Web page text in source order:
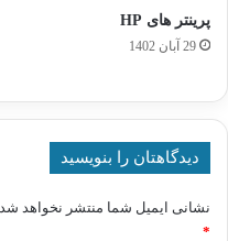
پرینتر های HP
29 آبان 1402
دیدگاهتان را بنویسید
نشانی ایمیل شما منتشر نخواهد شد.
*